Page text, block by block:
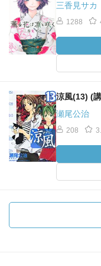
三香見サカ
1288
涼風(13) (
瀬尾公治
208